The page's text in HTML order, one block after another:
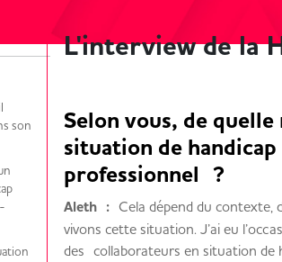
son
L'interview de la
Selon vous, de
situation de
professionnel ?
Aleth :Cela dépend du contexte,
vivons cette situation. J’ai eu
des collaborateurs en situation de